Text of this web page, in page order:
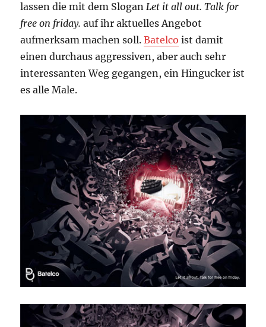
lassen die mit dem SloganLet it all out. Talk for
free on friday. auf ihr aktuelles Angebot
aufmerksam machen soll.Batelco ist damit
einen durchaus aggressiven, aber auch sehr
interessanten Weg gegangen, ein Hingucker ist
es alle Male.